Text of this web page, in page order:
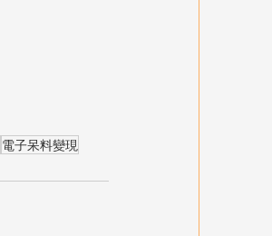
電子呆料變現